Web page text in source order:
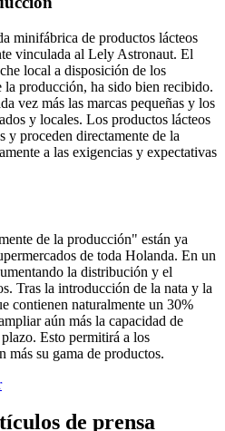
minifábrica de productos lácteos
vinculada al Lely Astronaut. El
local a disposición de los
la producción, ha sido bien recibido.
vez más las marcas pequeñas y los
y locales. Los productos lácteos
y proceden directamente de la
a las exigencias y expectativas
de la producción" están ya
de toda Holanda. En un
la distribución y el
Tras la introducción de la nata y la
contienen naturalmente un 30%
aún más la capacidad de
Esto permitirá a los
más su gama de productos.
de prensa